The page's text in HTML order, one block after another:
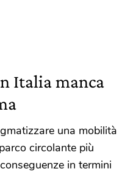
Italia manca
una mobilità
circolante più
in termini